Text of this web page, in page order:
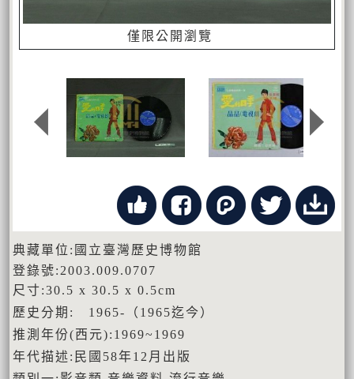
僅限公開瀏覽
典藏單位:國立臺灣歷史博物館
登錄號:2003.009.0707
尺寸:30.5 x 30.5 x 0.5cm
歷史分期: 1965-（1965迄今）
推測年份(西元):1969~1969
年代描述:民國58年12月出版